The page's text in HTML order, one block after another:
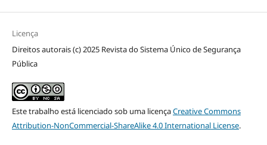
Licença
Direitos autorais (c) 2025 Revista do Sistema Único de Segurança
Pública
Este trabalho está licenciado sob uma licençaCreative Commons
Attribution-NonCommercial-ShareAlike 4.0 International License.